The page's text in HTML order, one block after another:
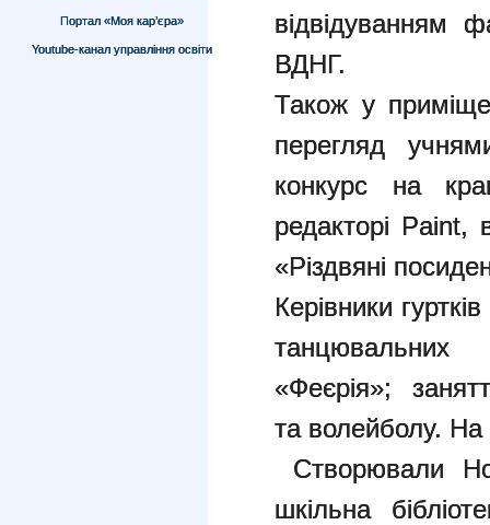
Портал «Моя кар’єра»
Youtube-канал управління освіти
відвідуванням
ВДНГ.
Також у
перегляд
конкурс на
редакторі Paint,
«Різдвяні
Керівники
танцювальних
«Феєрія»;
та волейболу. На
Створювали
шкільна